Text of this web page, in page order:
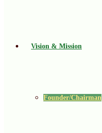
Vision & Mission
Founder/Chairman